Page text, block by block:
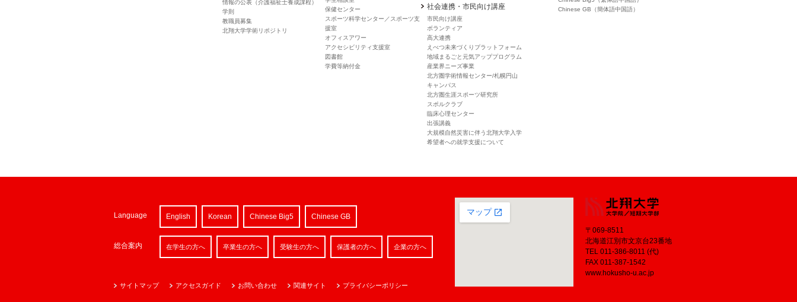
情報の公表（介護福祉士養成課程）
学則
教職員募集
北翔大学学術リポジトリ
保健センター
スポーツ科学センター／スポーツ支
援室
オフィスアワー
アクセシビリティ支援室
図書館
学費等納付金
社会連携・市民向け講座
市民向け講座
ボランティア
高大連携
えべつ未来づくりプラットフォーム
地域まるごと元気アッププログラム
産業界ニーズ事業
北方圏学術情報センター/札幌円山
キャンパス
北方圏生涯スポーツ研究所
スポルクラブ
臨床心理センター
出張講義
大規模自然災害に伴う北翔大学入学
希望者への就学支援について
Chinese GB（簡体語中国語）
〒069-8511
北海道江別市文京台23番地
TEL 011-386-8011 (代)
FAX 011-387-1542
www.hokusho-u.ac.jp
Language English Korean Chinese Big5 Chinese GB
総合案内 在学生の方へ 卒業生の方へ 受験生の方へ 保護者の方へ 企業の方へ
サイトマップ アクセスガイド お問い合わせ 関連サイト プライバシーポリシー